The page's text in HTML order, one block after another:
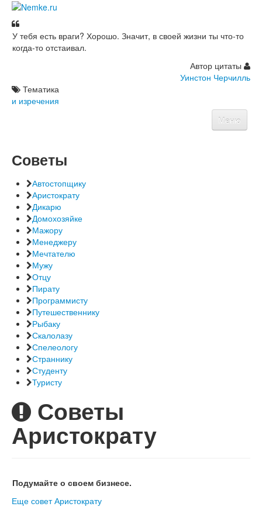
У тебя есть враги? Хорошо. Значит, в своей жизни ты что-то
когда-то отстаивал.
Автор цитаты
Уинстон Черчилль
Тематика
и изречения
Меню
Видео
Советы
Советы
Автостопщику
Аристократу
Дикарю
Домохозяйке
Мажору
Менеджеру
Мечтателю
Мужу
Отцу
Пирату
Программисту
Путешественнику
Рыбаку
Скалолазу
Спелеологу
Страннику
Студенту
Туристу
Советы
Аристократу
Подумайте о своем бизнесе.
Еще советАристократу